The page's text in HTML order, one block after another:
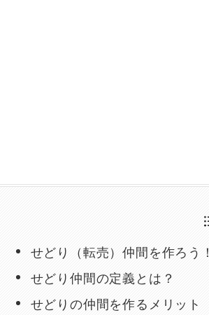
せどり（転売）仲間を作ろう！
せどり仲間の定義とは？
せどりの仲間を作るメリット